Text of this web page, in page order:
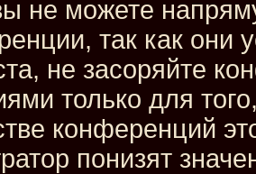
не можете
так как они
не засоряйте
только для
конференций
понизят